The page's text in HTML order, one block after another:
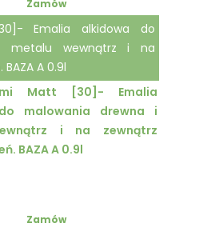
Zamów
Emalia alkidowa do
metalu wewnątrz i na
A 0.9l
Matt [30]- Emalia
malowania drewna i
i na zewnątrz
BAZA A 0.9l
Zamów